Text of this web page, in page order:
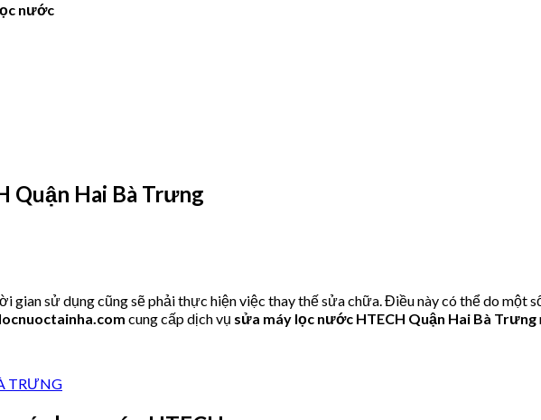
nước
Quận Hai Bà Trưng
sử dụng cũng sẽ phải thực hiện việc thay thế sửa chữa. Điều này có thể do một
cung cấp dịch vụ sửa máy lọc nước HTECH Quận Hai Bà Trưng
TRƯNG